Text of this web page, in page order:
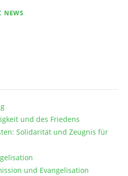
NEWS
und des Friedens
Solidarität und Zeugnis für
und Evangelisation